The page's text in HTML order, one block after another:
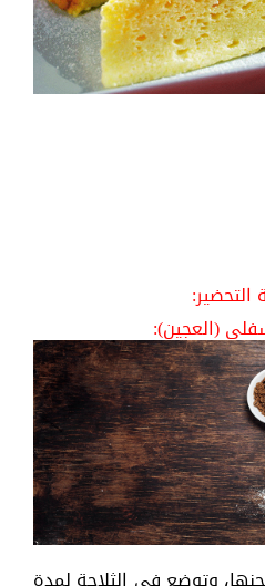
التحضير:
(العجين):